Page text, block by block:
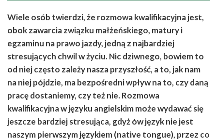
Wiele osób twierdzi, że rozmowa kwalifikacyjna jest,
obok zawarcia związku małżeńskiego, matury i
egzaminu na prawo jazdy, jedną z najbardziej
stresujących chwil w życiu. Nic dziwnego, bowiem to
od niej często zależy nasza przyszłość, a to, jak nam
na niej pójdzie, ma bezpośredni wpływ na to, czy daną
pracę dostaniemy, czy też nie. Rozmowa
kwalifikacyjna w języku angielskim może wydawać się
jeszcze bardziej stresująca, gdyż ów język nie jest
naszym pierwszym językiem (native tongue), przez co